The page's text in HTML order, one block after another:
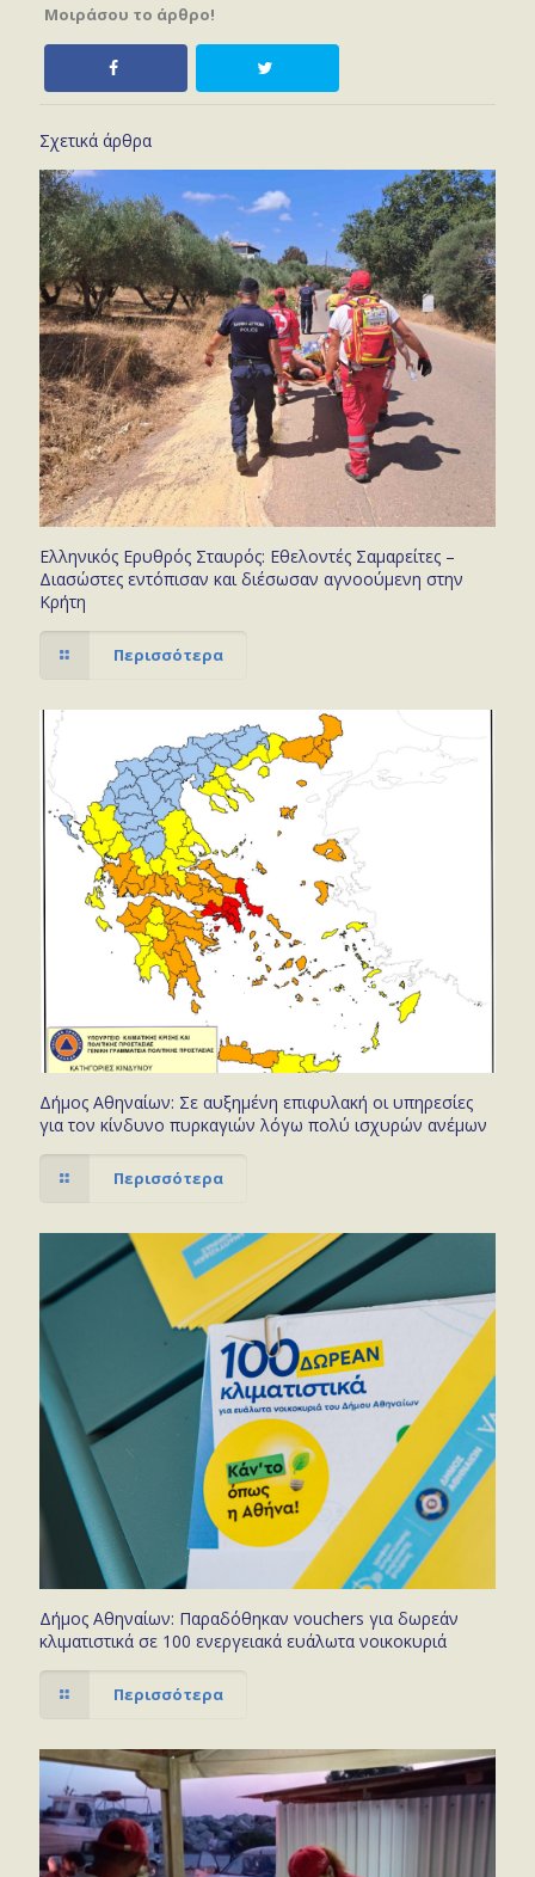
Μοιράσου το άρθρο!
Σχετικά άρθρα
Ελληνικός Ερυθρός Σταυρός: Εθελοντές Σαμαρείτες –
Διασώστες εντόπισαν και διέσωσαν αγνοούμενη στην
Κρήτη
Περισσότερα
Δήμος Αθηναίων: Σε αυξημένη επιφυλακή οι υπηρεσίες
για τον κίνδυνο πυρκαγιών λόγω πολύ ισχυρών ανέμων
Περισσότερα
Δήμος Αθηναίων: Παραδόθηκαν vouchers για δωρεάν
κλιματιστικά σε 100 ενεργειακά ευάλωτα νοικοκυριά
Περισσότερα